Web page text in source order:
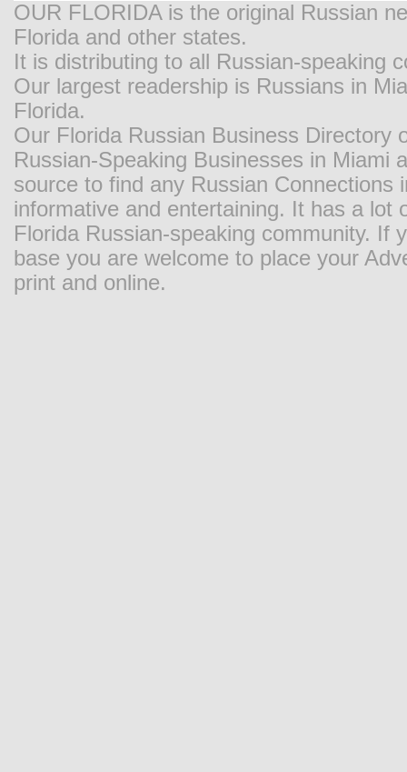
OUR FLORIDA is the original Russian
Florida and other states.
It is distributing to all Russian-speaking
Our largest readership is Russians in
Florida.
Our Florida Russian Business Directory
Russian-Speaking Businesses in Miami
source to find any Russian
informative and entertaining. It has a
Florida Russian-speaking community. If
base you are welcome to place your
print and online.